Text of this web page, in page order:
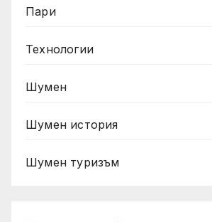
Пари
Технологии
Шумен
Шумен история
Шумен туризъм